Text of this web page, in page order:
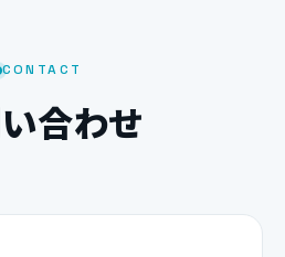
CONTACT
合わせ